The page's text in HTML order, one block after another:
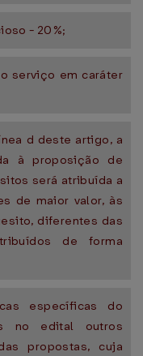
- 20%;
serviço em caráter
d deste artigo, a
à proposição de
será atribuída a
de maior valor, às
diferentes das
de forma
específicas do
no edital outros
propostas, cuja